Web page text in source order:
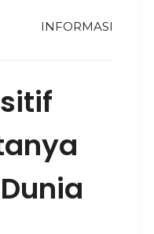
INFORMASI